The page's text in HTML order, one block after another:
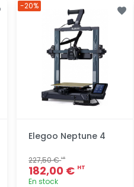
rapide
Elegoo Neptune 4
227,50 €HT
182,00 € HT
En stock
-20%